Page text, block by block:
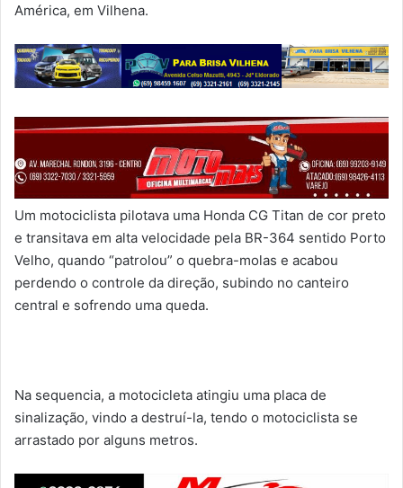
América, em Vilhena.
Um motociclista pilotava uma Honda CG Titan de cor preto
e transitava em alta velocidade pela BR-364 sentido Porto
Velho, quando “patrolou” o quebra-molas e acabou
perdendo o controle da direção, subindo no canteiro
central e sofrendo uma queda.
Na sequencia, a motocicleta atingiu uma placa de
sinalização, vindo a destruí-la, tendo o motociclista se
arrastado por alguns metros.